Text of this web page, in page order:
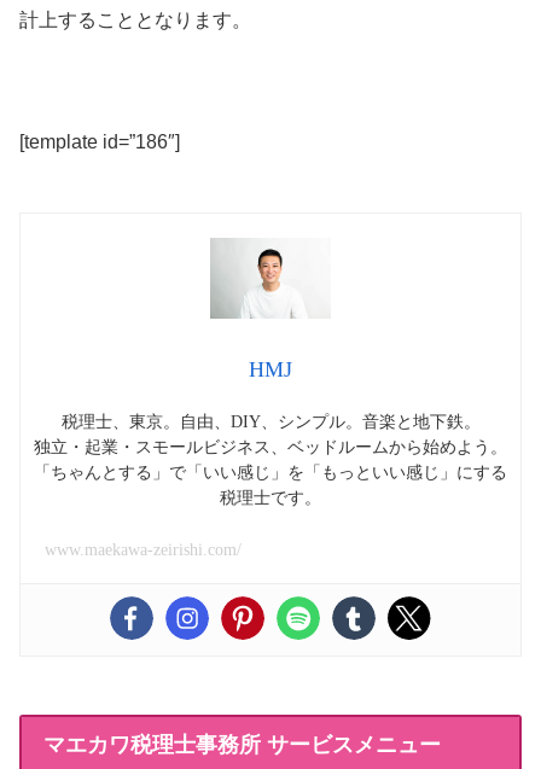
計上することとなります。
[template id=”186″]
HMJ
税理士、東京。自由、DIY、シンプル。音楽と地下鉄。
独立・起業・スモールビジネス、ベッドルームから始めよう。
「ちゃんとする」で「いい感じ」を「もっといい感じ」にする
税理士です。
www.maekawa-zeirishi.com/
マエカワ税理士事務所 サービスメニュー